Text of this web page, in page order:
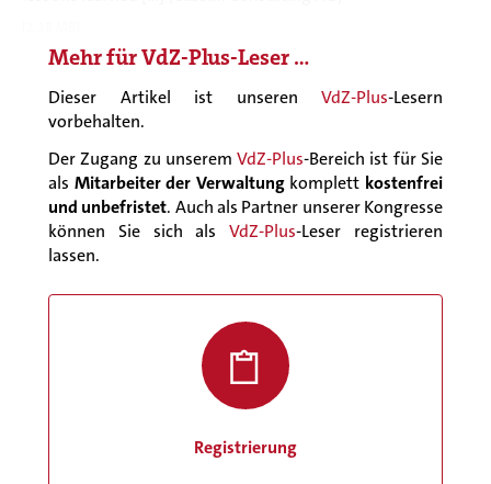
Mehr fürVdZ-Plus-Leser …
Dieser Artikel ist unseren VdZ-Plus-Lesern
vorbehalten.
Der Zugang zu unseremVdZ-Plus-Bereich ist für Sie
als Mitarbeiter der Verwaltungkomplett kostenfrei
und unbefristet. Auch als Partner unserer Kongresse
können Sie sich alsVdZ-Plus-Leser registrieren
lassen.
Registrierung